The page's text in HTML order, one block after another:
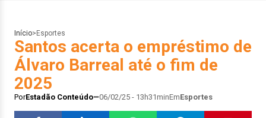
Início> Esportes
Santos acerta o empréstimo de
Álvaro Barreal até o fim de
2025
PorEstadão Conteúdo 06/02/25 - 13h31minEmEsportes